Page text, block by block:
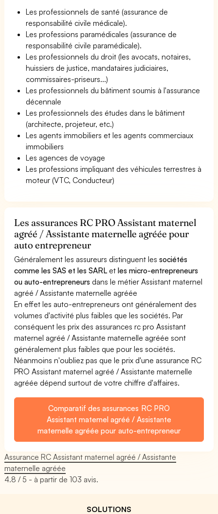
Les professionnels de santé (assurance de
responsabilité civile médicale).
Les professions paramédicales (assurance de
responsabilité civile paramédicale).
Les professionnels du droit (les avocats, notaires,
huissiers de justice, mandataires judiciaires,
commissaires-priseurs...)
Les professionnels du bâtiment soumis à l'assurance
décennale
Les professionnels des études dans le bâtiment
(architecte, projeteur, etc.)
Les agents immobiliers et les agents commerciaux
immobiliers
Les agences de voyage
Les professions impliquant des véhicules terrestres à
moteur (VTC, Conducteur)
Les assurances RC PRO Assistant maternel
agréé / Assistante maternelle agréée pour
auto entrepreneur
Généralement les assureurs distinguent lessociétés
comme les SAS et les SARL etles micro-entrepreneurs
ou auto-entrepreneurs dans le métier Assistant maternel
agréé / Assistante maternelle agréée
En effet les auto-entrepreneurs ont généralement des
volumes d'activité plus faibles que les sociétés. Par
conséquent les prix des assurances rc pro Assistant
maternel agréé / Assistante maternelle agréée sont
généralement plus faibles que pour les sociétés.
Néanmoins n'oubliez pas que le prix d'une assurance RC
PRO Assistant maternel agréé / Assistante maternelle
agréée dépend surtout de votre chiffre d'affaires.
Comparatif des assurances RC PRO
Assistant maternel agréé / Assistante
maternelle agréée pour auto-entrepreneur
Assurance RC Assistant maternel agréé / Assistante
maternelle agréée
4.8 / 5 - à partir de103 avis.
SOLUTIONS